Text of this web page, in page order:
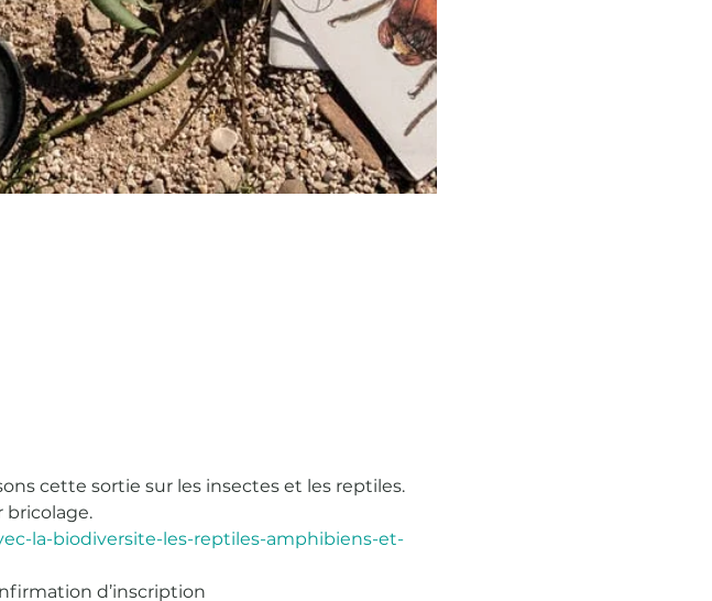
cette sortie sur les insectes et les reptiles.
bricolage.
la-biodiversite-les-reptiles-amphibiens-et-
d’inscription